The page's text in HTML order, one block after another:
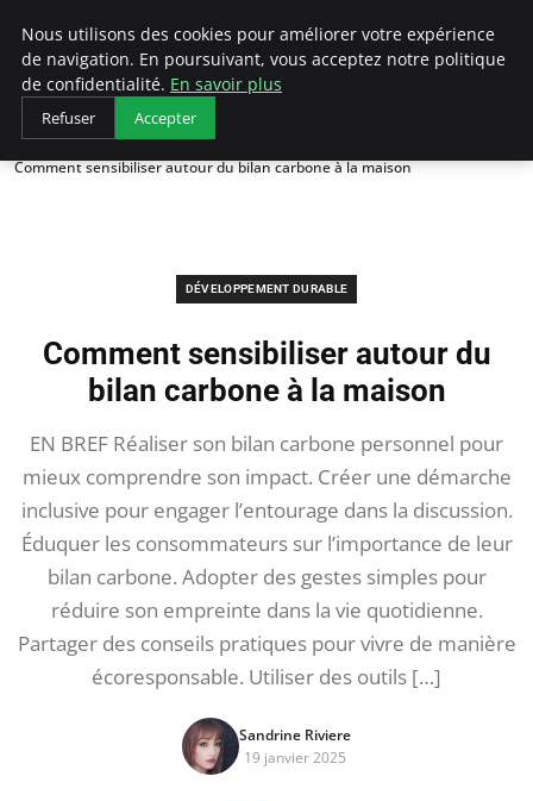
Arcticclimateemergency
Accueil
Développement durable
Comment sensibiliser autour du bilan carbone à la maison
DÉVELOPPEMENT DURABLE
Comment sensibiliser autour du
bilan carbone à la maison
EN BREF Réaliser son bilan carbone personnel pour
mieux comprendre son impact. Créer une démarche
inclusive pour engager l’entourage dans la discussion.
Éduquer les consommateurs sur l’importance de leur
bilan carbone. Adopter des gestes simples pour
réduire son empreinte dans la vie quotidienne.
Partager des conseils pratiques pour vivre de manière
écoresponsable. Utiliser des outils […]
Sandrine Riviere
19 janvier 2025
Nous utilisons des cookies pour améliorer votre expérience
de navigation. En poursuivant, vous acceptez notre politique
de confidentialité. En savoir plus
Refuser Accepter